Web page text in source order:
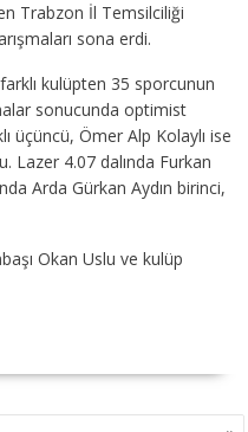
Trabzon İl Temsilciliği
sona erdi.
kulüpten 35 sporcunun
sonucunda optimist
üçüncü, Ömer Alp Kolaylı ise
Lazer 4.07 dalında Furkan
Arda Gürkan Aydın birinci,
Okan Uslu ve kulüp